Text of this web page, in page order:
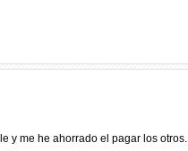
y me he ahorrado el pagar los otros.